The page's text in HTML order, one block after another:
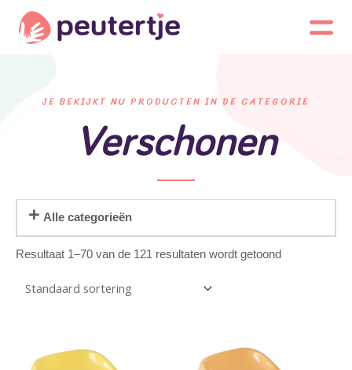
JE BEKIJKT NU PRODUCTEN IN DE CATEGORIE
Verschonen
Alle categorieën
Resultaat 1–70 van de 121 resultaten wordt getoond